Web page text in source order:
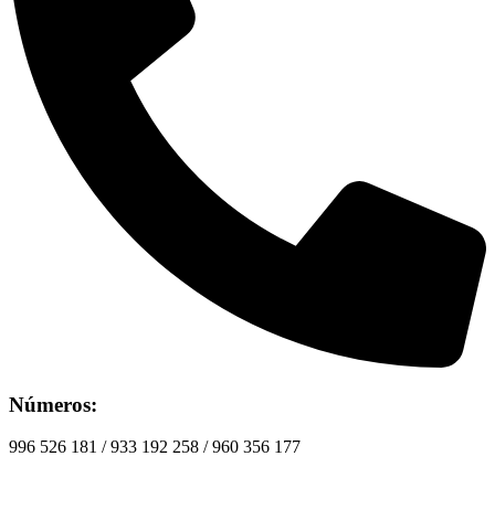
Números:
996 526 181 / 933 192 258 / 960 356 177